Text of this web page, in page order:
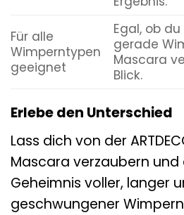
Für alle
Wimperntypen
geeignet
Egal, ob
gerade
Mascara
Blick.
Erlebe den Unterschied
Lass dich von der
Mascara verzaubern
Geheimnis voller, langer
geschwungener